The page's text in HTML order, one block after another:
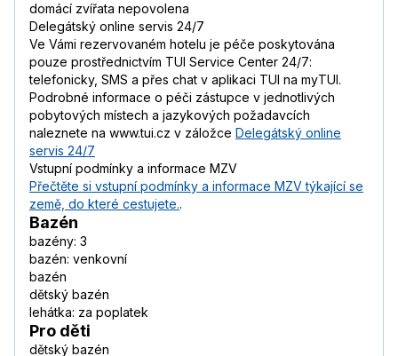
domácí zvířata nepovolena
Delegátský online servis 24/7
Ve Vámi rezervovaném hotelu je péče poskytována
pouze prostřednictvím TUI Service Center 24/7:
telefonicky, SMS a přes chat v aplikaci TUI na myTUI.
Podrobné informace o péči zástupce v jednotlivých
pobytových místech a jazykových požadavcích
naleznete na www.tui.cz v záložce Delegátský online
servis 24/7
Vstupní podmínky a informace MZV
Přečtěte si vstupní podmínky a informace MZV týkající se
země, do které cestujete..
Bazén
bazény: 3
bazén: venkovní
bazén
dětský bazén
lehátka: za poplatek
Pro děti
dětský bazén